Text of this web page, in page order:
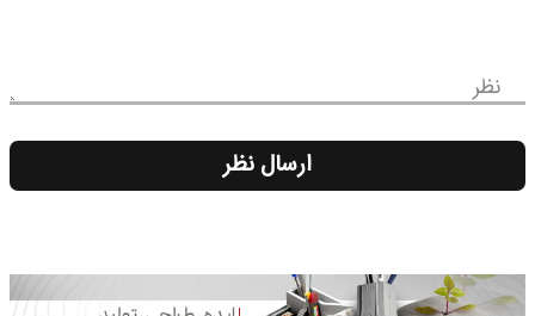
نظر
ارسال نظر